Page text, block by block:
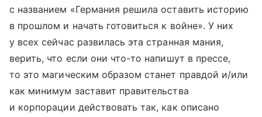
с названием «Германия решила оставить историю
в прошлом и начать готовиться к войне». У них
у всех сейчас развилась эта странная мания,
верить, что если они что-то напишут в прессе,
то это магическим образом станет правдой и/или
как минимум заставит правительства
и корпорации действовать так, как описано